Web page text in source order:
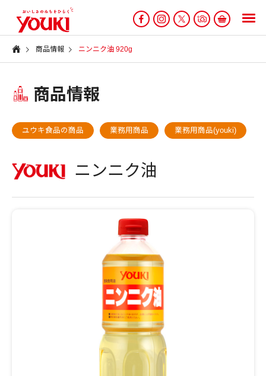
商品情報 ニンニク油 920g
商品情報
ユウキ食品の商品 業務用商品 業務用商品(youki)
ニンニク油